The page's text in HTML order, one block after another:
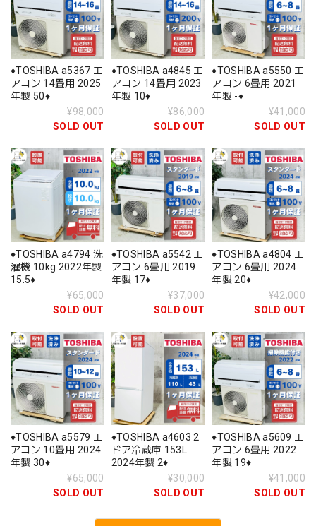
♦️TOSHIBA a5367 エ
アコン 14畳用 2025
年製 50♦️
¥98,000
SOLD OUT
♦️TOSHIBA a4845 エ
アコン 14畳用 2023
年製 10♦️
¥86,000
SOLD OUT
♦️TOSHIBA a5550 エ
アコン 6畳用 2021
年製 -♦️
¥41,000
SOLD OUT
♦️TOSHIBA a4794 洗
濯機 10kg 2022年製
15.5♦️
¥65,000
SOLD OUT
♦️TOSHIBA a5542 エ
アコン 6畳用 2019
年製 17♦️
¥37,000
SOLD OUT
♦️TOSHIBA a4804 エ
アコン 6畳用 2024
年製 20♦️
¥42,000
SOLD OUT
♦️TOSHIBA a5579 エ
アコン 10畳用 2024
年製 30♦️
¥65,000
SOLD OUT
♦️TOSHIBA a4603 2
ドア冷蔵庫 153L
2024年製 2♦️
¥30,000
SOLD OUT
♦️TOSHIBA a5609 エ
アコン 6畳用 2022
年製 19♦️
¥41,000
SOLD OUT